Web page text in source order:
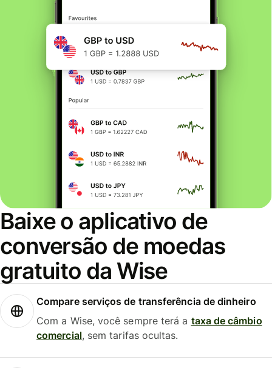
Baixe o aplicativo de
conversão de moedas
gratuito da Wise
Compare serviços de transferência de dinheiro
Com a Wise, você sempre terá a taxa de câmbio
comercial, sem tarifas ocultas.